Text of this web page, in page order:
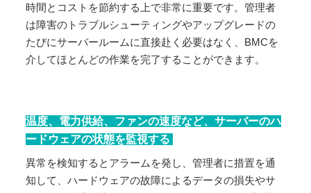
時間とコストを節約する上で非常に重要です。管理者
は障害のトラブルシューティングやアップグレードの
たびにサーバールームに直接赴く必要はなく、BMCを
介してほとんどの作業を完了することができます。
温度、電力供給、ファンの速度など、サーバーのハ
ードウェアの状態を監視する
異常を検知するとアラームを発し、管理者に措置を通
知して、ハードウェアの故障によるデータの損失やサ